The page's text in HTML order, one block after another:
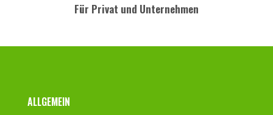
Für Privat und Unternehmen
Fusszeile
ALLGEMEIN